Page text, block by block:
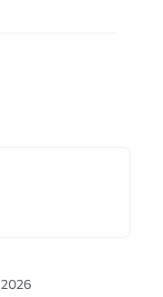
2026